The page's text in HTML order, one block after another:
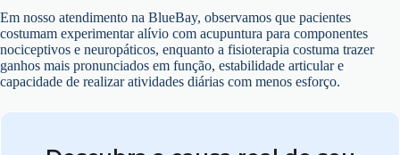
Em nosso atendimento na BlueBay, observamos que pacientes
costumam experimentar alívio com acupuntura para componentes
nociceptivos e neuropáticos, enquanto a fisioterapia costuma trazer
ganhos mais pronunciados em função, estabilidade articular e
capacidade de realizar atividades diárias com menos esforço.